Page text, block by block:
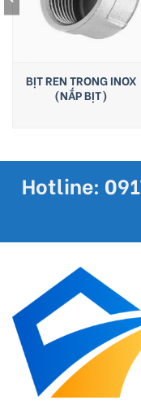
BỊT REN TRONG INOX
(NẮP BỊT)
Hotline: